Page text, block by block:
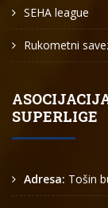
SEHA league
Rukometni
SUPERLIGE
Adresa: Tošin